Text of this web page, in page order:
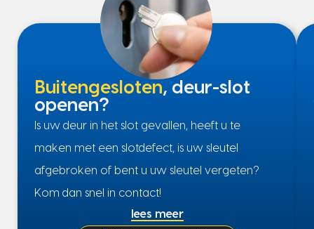
Buitengesloten, deur-slot
openen?
Is uw deur in het slot gevallen, heeft u te
maken met een slotdefect, is uw sleutel
afgebroken of bent u uw sleutel vergeten?
Kom dan snel in contact!
lees meer